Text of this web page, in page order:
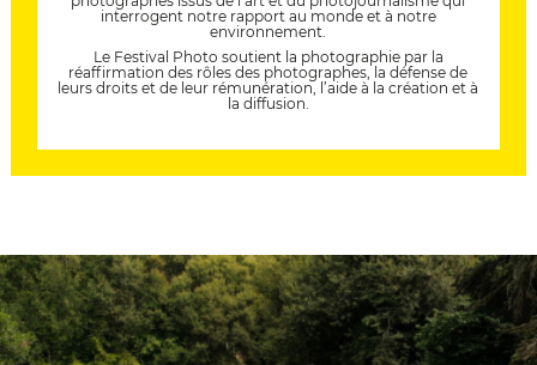
interrogent notre rapport au monde et à notre
environnement.
Le Festival Photo soutient la photographie par la
réaffirmation des rôles des photographes, la défense de
leurs droits et de leur rémunération, l’aide à la création et à
la diffusion.